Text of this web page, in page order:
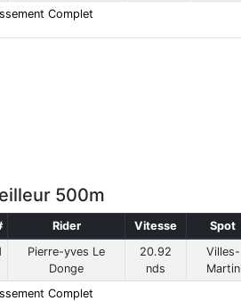
Complet
500m
Rider Vitesse
Spot
Pierre-yves Le
Donge
20.92
nds
Villes-
Martin
Complet